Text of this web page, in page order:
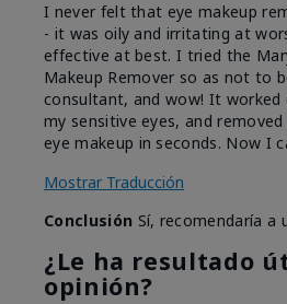
I never felt that eye makeup
- it was oily and irritating at
effective at best. I tried the
Makeup Remover so as not to
consultant, and wow! It worked
my sensitive eyes, and
eye makeup in seconds. Now I
Mostrar Traducción
Conclusión Sí, recomendaría a
¿Le ha resultado
opinión?